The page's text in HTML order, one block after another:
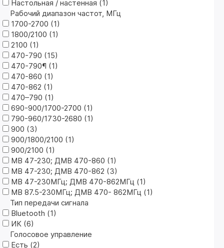
Настольная / настенная (1)
Рабочий диапазон частот, МГц
1700-2700 (1)
1800/2100 (1)
2100 (1)
470-790 (15)
470-790¶ (1)
470-860 (1)
470-862 (1)
470–790 (1)
690-900/1700-2700 (1)
790-960/1730-2680 (1)
900 (3)
900/1800/2100 (1)
900/2100 (1)
МВ 47-230; ДМВ 470-860 (1)
МВ 47-230; ДМВ 470-862 (3)
МВ 47-230МГц; ДМВ 470-862МГц (1)
МВ 87.5-230МГц; ДМВ 470- 862МГц (1)
Тип передачи сигнала
Bluetooth (1)
ИК (6)
Голосовое управление
Есть (2)